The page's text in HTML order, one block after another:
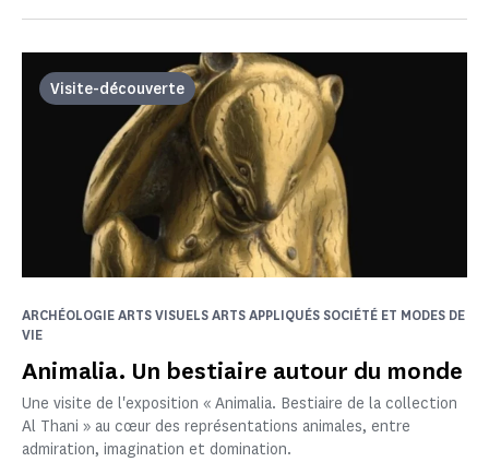
Visite-découverte
Animalia. Un bestiaire autour du monde
ARCHÉOLOGIE ARTS VISUELS ARTS APPLIQUÉS SOCIÉTÉ ET MODES DE
VIE
Une visite de l'exposition « Animalia. Bestiaire de la collection
Al Thani » au cœur des représentations animales, entre
admiration, imagination et domination.